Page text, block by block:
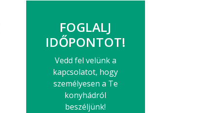
FOGLALJ
IDŐPONTOT!
Vedd fel velünk a
kapcsolatot, hogy
személyesen a Te
konyhádról
beszéljünk!